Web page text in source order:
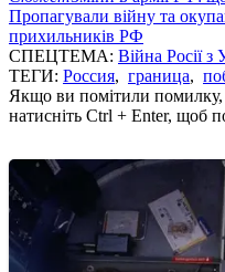
Пропагували війну та
прихильників РФ
СПЕЦТЕМА: Війна Росії з
ТЕГИ: Россия, граница,
Якщо ви помітили помилку,
натисніть Ctrl + Enter, щоб